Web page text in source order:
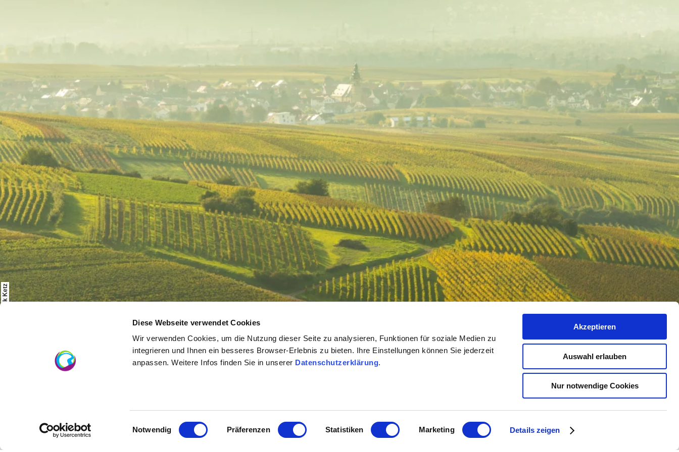
Diese Webseite verwendet Cookies
Wir verwenden Cookies, um die Nutzung dieser Seite zu analysieren, Funktionen für soziale Medien zu
integrieren und Ihnen ein besseres Browser-Erlebnis zu bieten. Ihre Einstellungen können Sie jederzeit
anpassen. Weitere Infos finden Sie in unserer Datenschutzerklärung.
Einwilligungsauswahl
Notwendig Präferenzen Statistiken Marketing Details zeigen
Akzeptieren
Auswahl erlauben
Nur notwendige Cookies
© Dominik Ketz
Cultuur & Steden Steden en Regio`s De gebieden in Rheinhessen De boomgaard van Rheinhessen
Rheinhessen uitstekend
Toegankelijkheidsverklaring